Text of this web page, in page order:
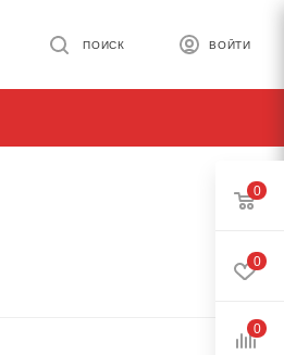
ВОЙТИ
ПОИСК
0
0
0